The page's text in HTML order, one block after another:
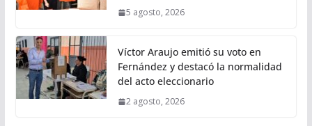
5 agosto, 2026
Víctor Araujo emitió su voto en
Fernández y destacó la normalidad
del acto eleccionario
2 agosto, 2026